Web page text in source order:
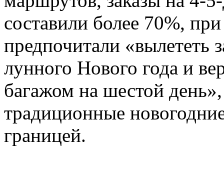
составили более 70%,
предпочитали «вылететь
лунного Нового года и
багажом на шестой
традиционные
границей.